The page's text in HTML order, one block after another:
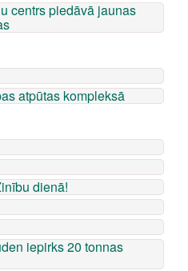
centrs piedāvā jaunas
atpūtas kompleksā
dienā!
iepirks 20 tonnas